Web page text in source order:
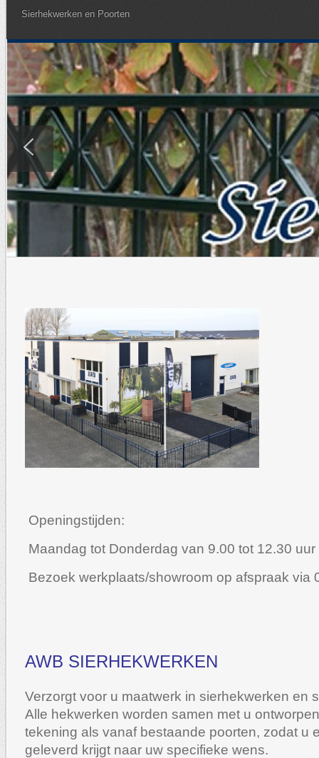
Sierhekwerken en Poorten
Openingstijden:
Maandag tot Donderdag van 9.00 tot 12.30 uur
Bezoek werkplaats/showroom op afspraak via
AWB SIERHEKWERKEN
Verzorgt voor u maatwerk in sierhekwerken en
Alle hekwerken worden samen met u
tekening als vanaf bestaande poorten, zodat u
geleverd krijgt naar uw specifieke wens.